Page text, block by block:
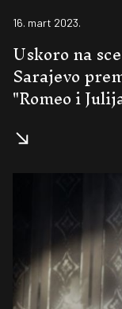
16. mart 2023.
Uskoro na
Sarajevo
"Romeo i